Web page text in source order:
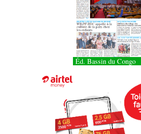
Éd. Bassin du Congo